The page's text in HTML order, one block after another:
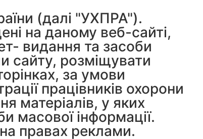
(далі "УХПРА").
на даному веб-сайті,
видання та засоби
сайту, розміщувати
за умови
працівників охорони
матеріалів, у яких
масової інформації.
правах реклами.